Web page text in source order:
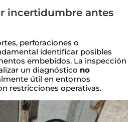
incertidumbre antes
perforaciones o
identificar posibles
embebidos. La inspección
un diagnóstico no
útil en entornos
restricciones operativas.